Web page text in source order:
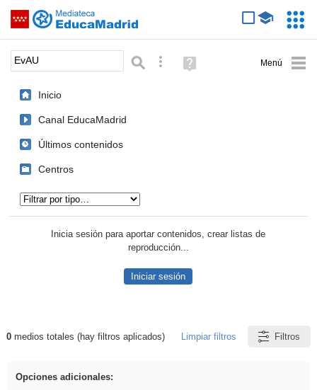
Saltar navegación
Palabra o frase: Búsqueda avanzada
Ayuda
(en
Inicio
Canal EducaMadrid
Últimos contenidos
Centros
Inicia sesión para aportar contenidos, crear listas de
reproducción...
Iniciar sesión
Resultados de: EvAU
0medios totales (hay filtros aplicados) Limpiar filtros Filtros
Opciones adicionales: